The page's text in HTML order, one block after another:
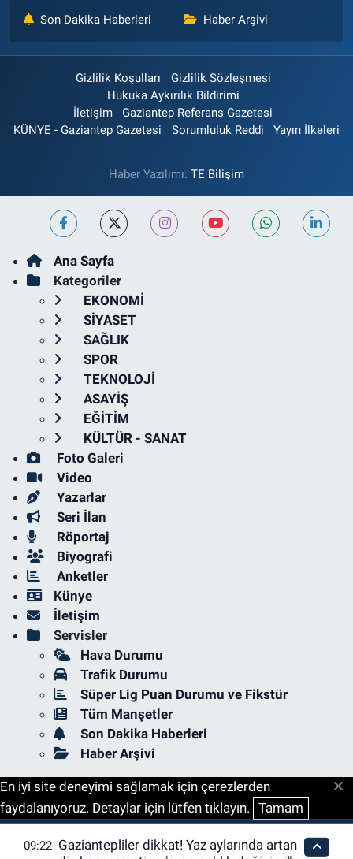
Son Dakika Haberleri Haber Arşivi
Gizlilik Koşulları
Gizlilik Sözleşmesi
Hukuka Aykırılık Bildirimi
İletişim - Gaziantep Referans Gazetesi
KÜNYE - Gaziantep Gazetesi
Sorumluluk Reddi Yayın İlkeleri
Haber Yazılımı: TE Bilişim
Ana Sayfa
Kategoriler
EKONOMİ
SİYASET
SAĞLIK
SPOR
TEKNOLOJİ
ASAYİŞ
EĞİTİM
KÜLTÜR - SANAT
Foto Galeri
Video
Yazarlar
Seri İlan
Röportaj
Biyografi
Anketler
Künye
İletişim
Servisler
Hava Durumu
Trafik Durumu
Süper Lig Puan Durumu ve Fikstür
Tüm Manşetler
Son Dakika Haberleri
Haber Arşivi
En iyi site deneyimi sağlamak için çerezlerden
faydalanıyoruz. Detaylar için lütfen tıklayın. Tamam
09:22 Gaziantepliler dikkat! Yaz aylarında artan